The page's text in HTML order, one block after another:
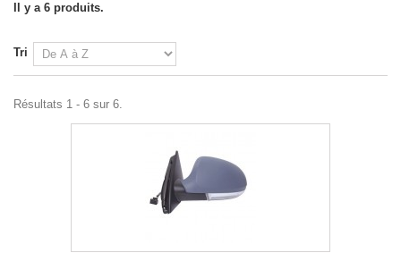
Il y a 6 produits.
Tri
Résultats 1 - 6 sur 6.